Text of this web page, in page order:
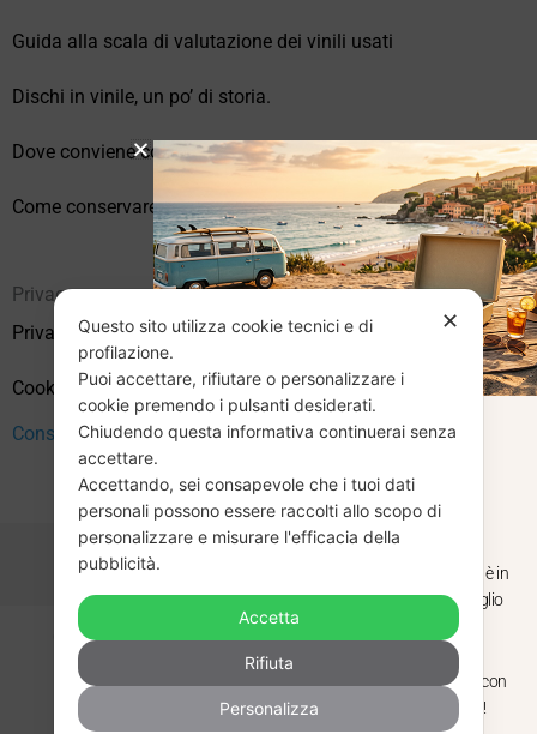
Guida alla scala di valutazione dei vinili usati
Dischi in vinile, un po’ di storia.
Dove conviene comprare vinili online?
Come conservare correttamente i vinili usati
Privacy
Privacy Policy
Cookie Policy (UE)
Consenso
Copyright © 2026 Vendita Vinili Usati | P.IVA 12240940960
NextWebStudio
✕
Questo sito utilizza cookie tecnici e di
profilazione.
Puoi accettare, rifiutare o personalizzare i
cookie premendo i pulsanti desiderati.
Chiudendo questa informativa continuerai senza
accettare.
Accettando, sei consapevole che i tuoi dati
personali possono essere raccolti allo scopo di
personalizzare e misurare l'efficacia della
pubblicità.
Accetta
Rifiuta
Personalizza
CHIUSURA
ESTIVA
Dal 29 luglio al 31 agosto venditaviniliusati.it è in
pausa estiva. Gli ordini ricevuti entro il 29 luglio
saranno spediti regolarmente.
Torniamo il 1 settembre, pronti a riprendere con
nuovi arrivi. Buona estate e buon ascolto!